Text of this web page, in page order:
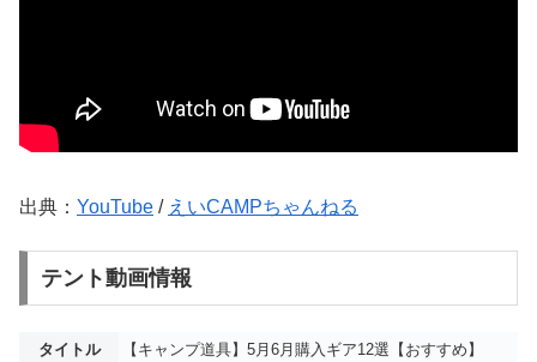
出典： YouTube / えいCAMPちゃんねる
テント動画情報
タイトル 【キャンプ道具】5月6月購入ギア12選【おすすめ】